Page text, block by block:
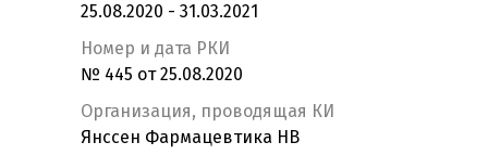
25.08.2020 - 31.03.2021
Номер и дата РКИ
№ 445 от 25.08.2020
Организация, проводящая КИ
Янссен Фармацевтика НВ